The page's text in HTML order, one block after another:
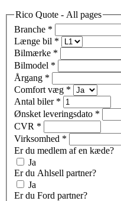
Rico Quote - All pages
Branche *
Længe bil *
Bilmærke *
Bilmodel *
Årgang *
Comfort væg *
Antal biler *
Ønsket leveringsdato *
CVR *
Virksomhed *
Er du medlem af en kæde?
Ja
Er du Ahlsell partner?
Ja
Er du Ford partner?